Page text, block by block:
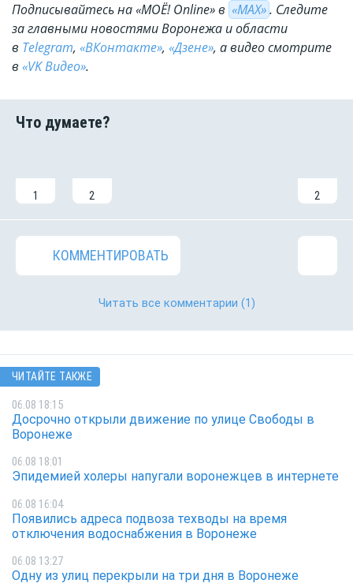
Подписывайтесь на «МОЁ! Online» в «МАХ». Cледите
за главными новостями Воронежа и области
в Telegram, «ВКонтакте», «Дзене», а видео смотрите
в «VK Видео».
1 2 2
КОММЕНТИРОВАТЬ
Читать все комментарии (1)
ЧИТАЙТЕ ТАКЖЕ
06.08 18:15
Досрочно открыли движение по улице Свободы в
Воронеже
06.08 18:01
Эпидемией холеры напугали воронежцев в интернете
06.08 16:04
Появились адреса подвоза техводы на время
отключения водоснабжения в Воронеже
06.08 13:27
Одну из улиц перекрыли на три дня в Воронеже